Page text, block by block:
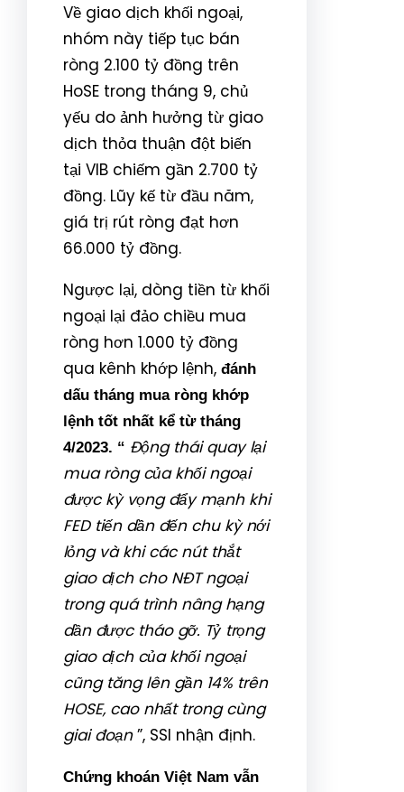
Về giao dịch khối ngoại,
nhóm này tiếp tục bán
ròng 2.100 tỷ đồng trên
HoSE trong tháng 9, chủ
yếu do ảnh hưởng từ giao
dịch thỏa thuận đột biến
tại VIB chiếm gần 2.700 tỷ
đồng. Lũy kế từ đầu năm,
giá trị rút ròng đạt hơn
66.000 tỷ đồng.
Ngược lại, dòng tiền từ khối
ngoại lại đảo chiều mua
ròng hơn 1.000 tỷ đồng
qua kênh khớp lệnh, đánh
dấu tháng mua ròng khớp
lệnh tốt nhất kể từ tháng
4/2023. “ Động thái quay lại
mua ròng của khối ngoại
được kỳ vọng đẩy mạnh khi
FED tiến dần đến chu kỳ nới
lỏng và khi các nút thắt
giao dịch cho NĐT ngoại
trong quá trình nâng hạng
dần được tháo gỡ. Tỷ trọng
giao dịch của khối ngoại
cũng tăng lên gần 14% trên
HOSE, cao nhất trong cùng
giai đoạn”, SSI nhận định.
Chứng khoán Việt Nam vẫn